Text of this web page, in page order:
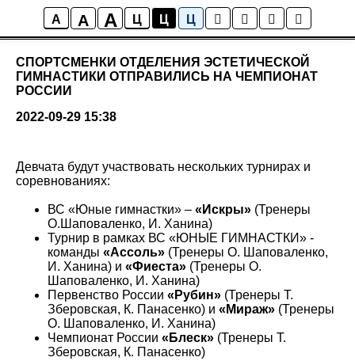
A A A Ц Ц Ц
Новости
СПОРТСМЕНКИ ОТДЕЛЕНИЯ ЭСТЕТИЧЕСКОЙ
ГИМНАСТИКИ ОТПРАВИЛИСЬ НА ЧЕМПИОНАТ
РОССИИ
2022-09-29 15:38
Девчата будут участвовать нескольких турнирах и
соревнованиях:
ВС «Юные гимнастки» – «Искры» (Тренеры
О.Шаповаленко, И. Ханина)
Турнир в рамках ВС «ЮНЫЕ ГИМНАСТКИ» -
команды «Ассоль» (Тренеры О. Шаповаленко,
И. Ханина) и «Фиеста» (Тренеры О.
Шаповаленко, И. Ханина)
Первенство России «Рубин» (Тренеры Т.
Зберовская, К. Панасенко) и «Мираж» (Тренеры
О. Шаповаленко, И. Ханина)
Чемпионат России «Блеск» (Тренеры Т.
Зберовская, К. Панасенко)